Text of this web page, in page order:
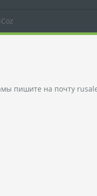
пишите на почту